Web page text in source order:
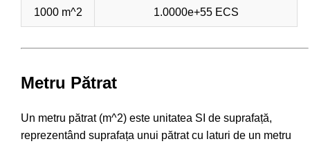
1000 m^2 1.0000e+55 ECS
Metru Pătrat
Un metru pătrat (m^2) este unitatea SI de suprafață,
reprezentând suprafața unui pătrat cu laturi de un metru